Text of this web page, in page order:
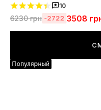
10
6230грн -2722 3508
Популярный